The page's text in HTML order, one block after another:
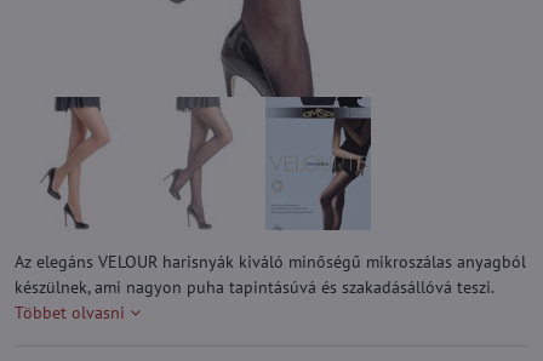
Az elegáns VELOUR harisnyák kiváló minőségű mikroszálas anyagból
készülnek, ami nagyon puha tapintásúvá és szakadásállóvá teszi.
Többet olvasni